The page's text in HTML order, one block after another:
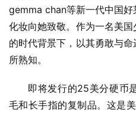
gemma chan等新一代中国
化妆向她致敬。作为一名美
的时代背景下，以其勇敢与
所熟知。
即将发行的25美分硬币
毛和长手指的复制品。这是